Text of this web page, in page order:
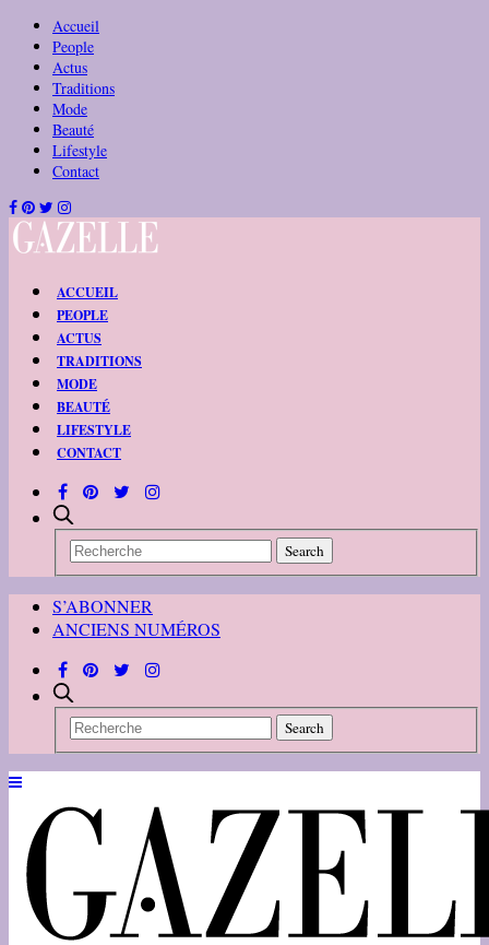
Accueil
People
Actus
Traditions
Mode
Beauté
Lifestyle
Contact
ACCUEIL
PEOPLE
ACTUS
TRADITIONS
MODE
BEAUTÉ
LIFESTYLE
CONTACT
S’ABONNER
ANCIENS NUMÉROS